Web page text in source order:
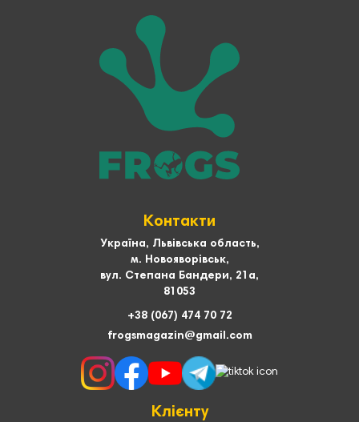
Контакти
Україна, Львівська область,
м. Новояворівськ,
вул. Степана Бандери, 21а,
81053
+38 (067) 474 70 72
frogsmagazin@gmail.com
Клієнту